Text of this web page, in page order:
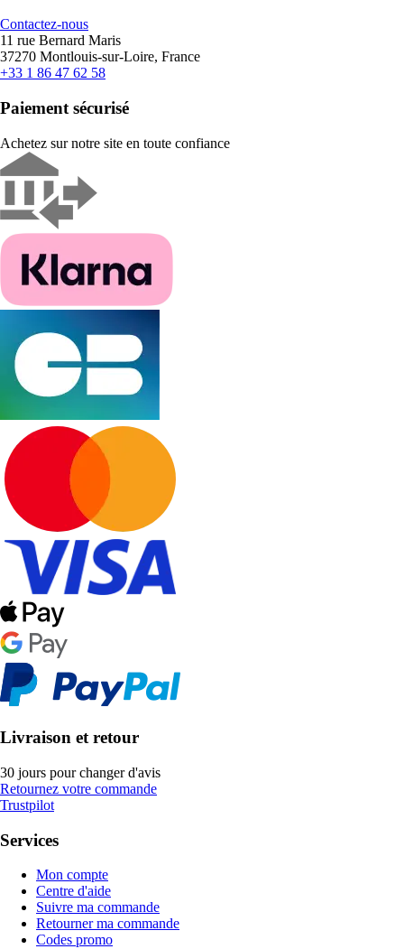
Contactez-nous
11 rue Bernard Maris
37270 Montlouis-sur-Loire, France
+33 1 86 47 62 58
Paiement sécurisé
Achetez sur notre site en toute confiance
Livraison et retour
30 jours pour changer d'avis
Retournez votre commande
Trustpilot
Services
Mon compte
Centre d'aide
Suivre ma commande
Retourner ma commande
Codes promo